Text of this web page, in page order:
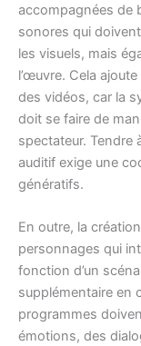
accompagnées de
sonores qui
les visuels, mais
l’œuvre. Cela
des vidéos, car la
doit se faire de
spectateur. Tendre
auditif exige une
génératifs.
En outre, la
personnages qui
fonction d’un
supplémentaire en
programmes
émotions, des